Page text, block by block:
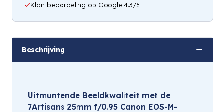
Klantbeoordeling op Google 4.3/5
Beschrijving
Uitmuntende Beeldkwaliteit met de
7Artisans 25mm f/0.95 Canon EOS-M-